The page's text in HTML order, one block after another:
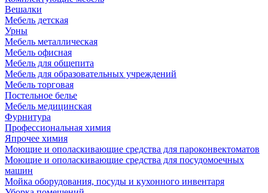
Вешалки
Мебель детская
Урны
Мебель металлическая
Мебель офисная
Мебель для общепита
Мебель для образовательных учреждений
Мебель торговая
Постельное белье
Мебель медицинская
Фурнитура
Профессиональная химия
Япрочее химия
Моющие и ополаскивающие средства для пароконвектоматов
Моющие и ополаскивающие средства для посудомоечных
машин
Мойка оборудования, посуды и кухонного инвентаря